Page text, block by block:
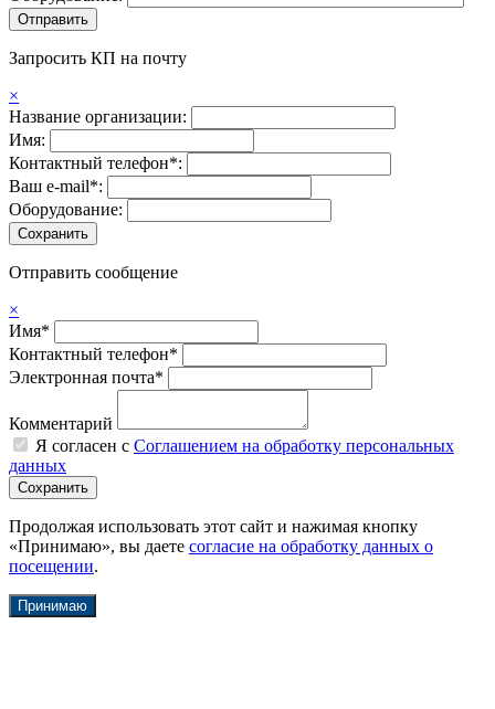
Запросить КП на почту
×
Название организации:
Имя:
Контактный телефон*:
Ваш e-mail*:
Оборудование:
Отправить сообщение
×
Имя*
Контактный телефон*
Электронная почта*
Комментарий
Я согласен с Соглашением на обработку персональных
данных
Продолжая использовать этот сайт и нажимая кнопку
«Принимаю», вы даете согласие на обработку данных о
посещении.
Принимаю